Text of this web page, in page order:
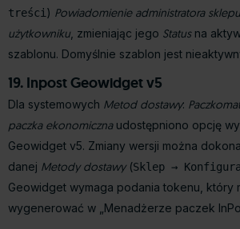
treści ) Powiadomienie administratora
użytkowniku , zmieniając jego Statusna
szablonu. Domyślnie szablon jest
19. Inpost Geowidget v5
Dla systemowych Metod dostawy:
paczka ekonomicznaudostępniono opcję
Geowidget v5. Zmiany wersji można
danej Metody dostawy(Sklep →
Geowidget wymaga podania tokenu, który
wygenerować w „Menadżerze paczek